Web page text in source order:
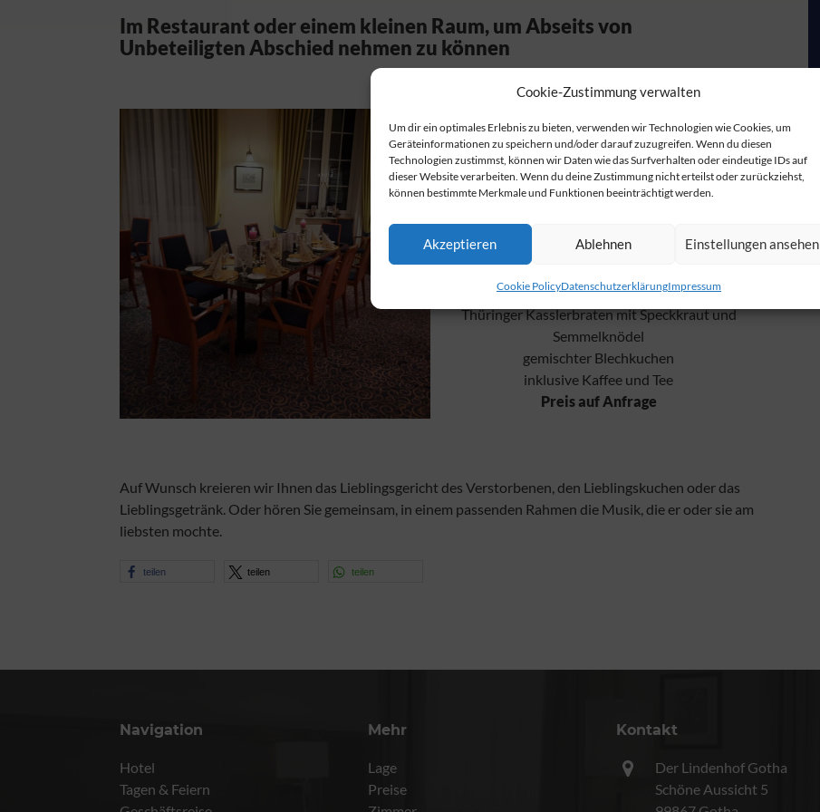
Cookie-Zustimmung verwalten
Um dir ein optimales Erlebnis zu bieten, verwenden wir Technologien wie Cookies, um
Geräteinformationen zu speichern und/oder darauf zuzugreifen. Wenn du diesen
Technologien zustimmst, können wir Daten wie das Surfverhalten oder eindeutige IDs auf
dieser Website verarbeiten. Wenn du deine Zustimmung nicht erteilst oder zurückziehst,
können bestimmte Merkmale und Funktionen beeinträchtigt werden.
Akzeptieren Ablehnen Einstellungen ansehen
Cookie PolicyDatenschutzerklärungImpressum
Im Restaurant oder einem kleinen Raum, um Abseits von
Unbeteiligten Abschied nehmen zu können
Unsere Vorschläge
Kaffee und Wasser am Tisch
Blechkuchen nach Wahl
belegte Brötchenhälften nach Wahl
Suppe
Thüringer Kasslerbraten mit Speckkraut und
Semmelknödel
gemischter Blechkuchen
inklusive Kaffee und Tee
Preis auf Anfrage
Auf Wunsch kreieren wir Ihnen das Lieblingsgericht des Verstorbenen, den Lieblingskuchen oder das
Lieblingsgetränk. Oder hören Sie gemeinsam, in einem passenden Rahmen die Musik, die er oder sie am
liebsten mochte.
teilen teilen teilen
Navigation
Hotel
Tagen & Feiern
Mehr
Lage
Preise
Kontakt
Der Lindenhof Gotha
Schöne Aussicht 5